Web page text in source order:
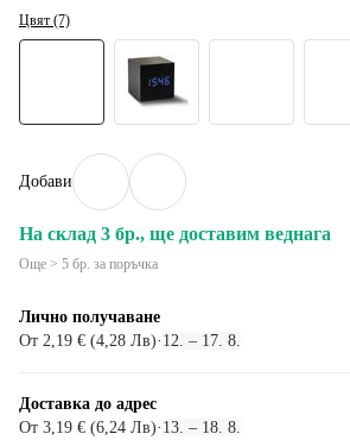
Цвят (7)
Добави
На склад 3 бр., ще доставим веднага
Още > 5 бр. за поръчка
Лично получаване
От 2,19 € (4,28 Лв)· 12. – 17. 8.
Доставка до адрес
От 3,19 € (6,24 Лв)· 13. – 18. 8.